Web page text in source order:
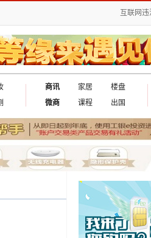
互联网
商讯 家居
楼盘
微商
课程 出国